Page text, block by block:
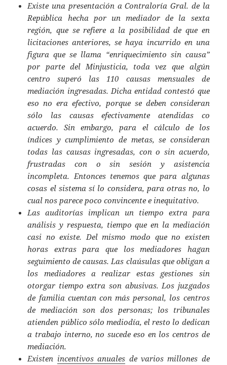
Existe una presentación a Contraloría Gral. de la
República hecha por un mediador de la sexta
región, que se refiere a la posibilidad de que en
licitaciones anteriores, se haya incurrido en una
figura que se llama “enriquecimiento sin causa”
por parte del Minjusticia, toda vez que algún
centro superó las 110 causas mensuales de
mediación ingresadas. Dicha entidad contestó que
eso no era efectivo, porque se deben consideran
sólo las causas efectivamente atendidas co
acuerdo. Sin embargo, para el cálculo de los
índices y cumplimiento de metas, se consideran
todas las causas ingresadas, con o sin acuerdo,
frustradas con o sin sesión y asistencia
incompleta. Entonces tenemos que para algunas
cosas el sistema sí lo considera, para otras no, lo
cual nos parece poco convincente e inequitativo.
Las auditorías implican un tiempo extra para
análisis y respuesta, tiempo que en la mediación
casi no existe. Del mismo modo que no existen
horas extras para que los mediadores hagan
seguimiento de causas. Las claúsulas que obligan a
los mediadores a realizar estas gestiones sin
otorgar tiempo extra son abusivas. Los juzgados
de familia cuentan con más personal, los centros
de mediación son dos personas; los tribunales
atienden público sólo mediodía, el resto lo dedican
a trabajo interno, no sucede eso en los centros de
mediación.
Existen incentivos anuales de varios millones de